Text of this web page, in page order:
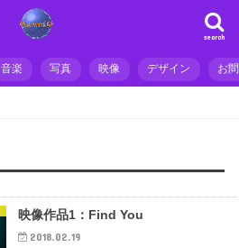
search
音楽 写真 映像 デザイン お
映像作品1：Find You
2018.02.19